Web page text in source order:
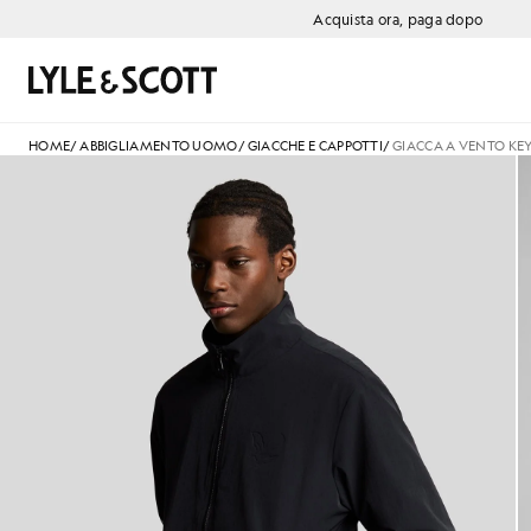
Acquista ora, paga dopo
Cerca
HOME/ABBIGLIAMENTO UOMO/GIACCHE E CAPPOTTI/GIACCA A VENTO